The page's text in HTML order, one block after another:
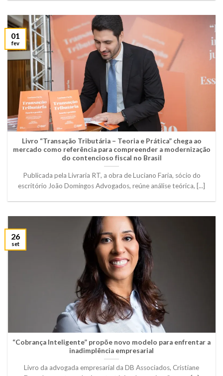
Livro “Transação Tributária – Teoria e Prática” chega ao
mercado como referência para compreender a modernização
do contencioso fiscal no Brasil
Publicada pela Livraria RT, a obra de Luciano Faria, sócio do
escritório João Domingos Advogados, reúne análise teórica, [...]
01
fev
“Cobrança Inteligente” propõe novo modelo para enfrentar a
inadimplência empresarial
Livro da advogada empresarial da DB Associados, Cristiane
26
set